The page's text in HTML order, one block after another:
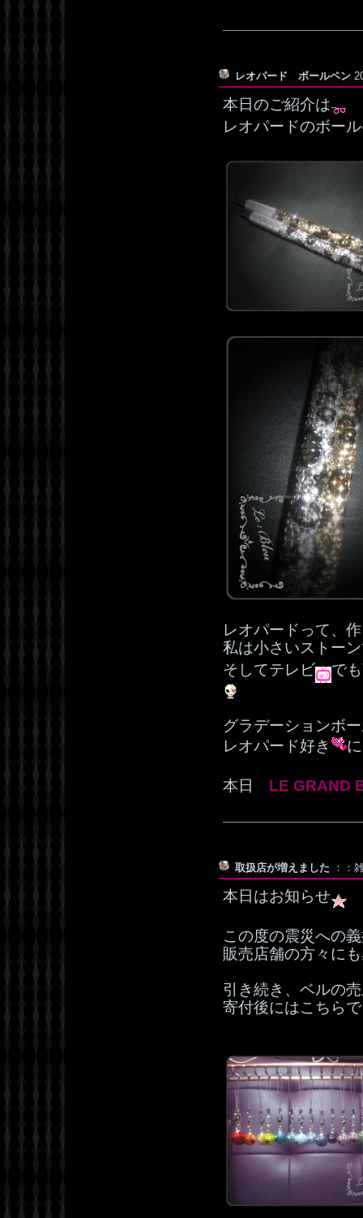
レオパード ボールペン
本日のご紹介は
レオパードのボー
レオパードって、
私は小さいストー
そしてテレビ
で
グラデーションボ
レオパード好き
本日 LE GRAND
取扱店が増えました ：：
本日はお知らせ
この度の震災への
販売店舗の方々に
引き続き、ベルの
寄付後にはこちら